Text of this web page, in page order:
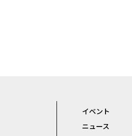
イベント
ニュース